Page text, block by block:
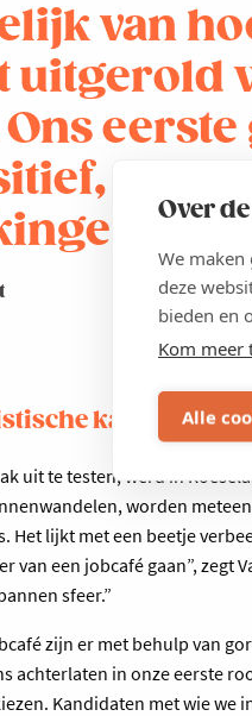
Over
We maken
deze
bieden en
Kom meer
Alle
van
uitgerold
op
na.
kantoren
uit te testen, werd in
worden
Het lijkt met een beetje
van een jobcafé gaan”, zegt
sfeer.”
zijn er met behulp van
achterlaten in onze eerste
Kandidaten met wie